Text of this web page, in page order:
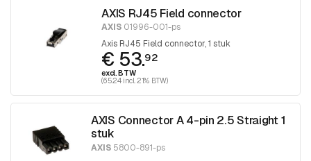
AXIS RJ45 Field connector
AXIS 01996-001-ps
Axis RJ45 Field connector, 1 stuk
€ 53.92
excl. BTW
(65.24 incl. 21% BTW)
AXIS Connector A 4-pin 2.5 Straight 1
stuk
AXIS 5800-891-ps